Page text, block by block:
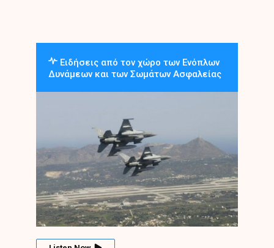
Ειδήσεις από τον χώρο των Ενόπλων
Δυνάμεων και των Σωμάτων Ασφαλείας